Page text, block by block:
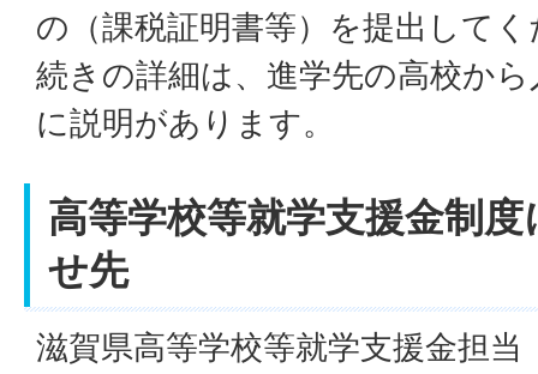
の（課税証明書等）を提出して
続きの詳細は、進学先の高校か
に説明があります。
高等学校等就学支援金制
せ先
滋賀県高等学校等就学支援金担